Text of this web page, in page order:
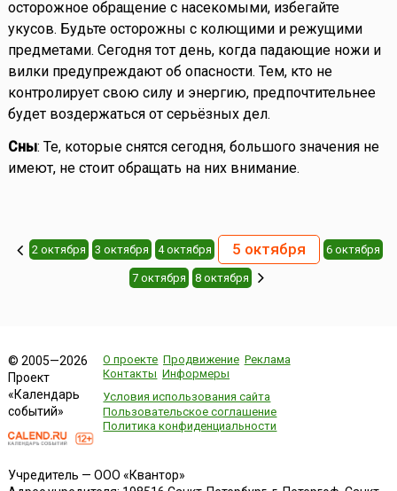
осторожное обращение с насекомыми, избегайте
укусов. Будьте осторожны с колющими и режущими
предметами. Сегодня тот день, когда падающие ножи и
вилки предупреждают об опасности. Тем, кто не
контролирует свою силу и энергию, предпочтительнее
будет воздержаться от серьёзных дел.
Сны: Те, которые снятся сегодня, большого значения не
имеют, не стоит обращать на них внимание.
2 октября 3 октября 4 октября 5 октября 6 октября
7 октября 8 октября
© 2005—2026
Проект
«Календарь
событий»
О проекте Продвижение Реклама
Контакты Информеры
Условия использования сайта
Пользовательское соглашение
Политика конфиденциальности
Учредитель — ООО «Квантор»